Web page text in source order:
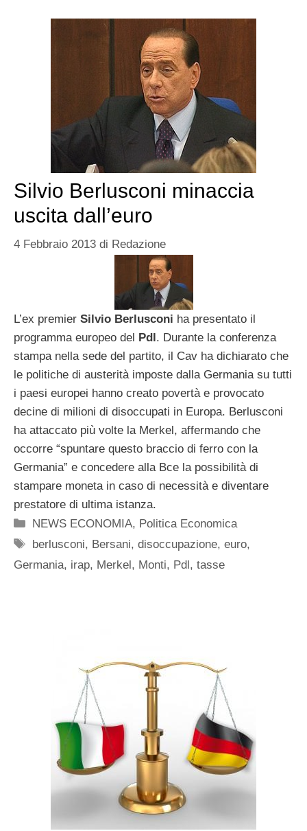
Silvio Berlusconi minaccia
uscita dall’euro
4 Febbraio 2013 di Redazione
L’ex premier Silvio Berlusconi ha presentato il
programma europeo del Pdl. Durante la conferenza
stampa nella sede del partito, il Cav ha dichiarato che
le politiche di austerità imposte dalla Germania su tutti
i paesi europei hanno creato povertà e provocato
decine di milioni di disoccupati in Europa. Berlusconi
ha attaccato più volte la Merkel, affermando che
occorre “spuntare questo braccio di ferro con la
Germania” e concedere alla Bce la possibilità di
stampare moneta in caso di necessità e diventare
prestatore di ultima istanza.
Categorie
NEWS ECONOMIA, Politica Economica
Tag
berlusconi, Bersani,disoccupazione,euro,
Germania, irap, Merkel, Monti, Pdl, tasse